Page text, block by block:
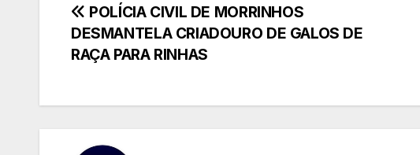
Navegação
de
POLÍCIA CIVIL DE MORRINHOS
DESMANTELA CRIADOURO DE GALOS DE
RAÇA PARA RINHAS